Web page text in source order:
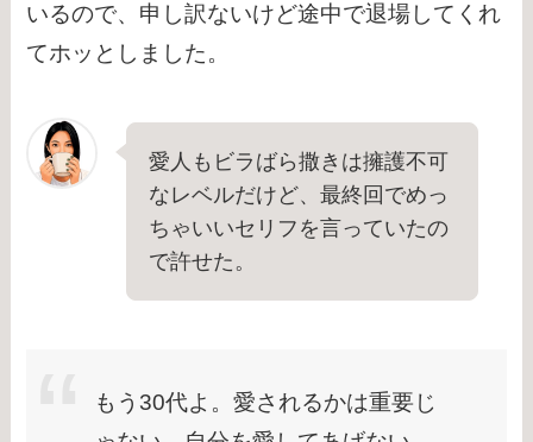
いるので、申し訳ないけど途中で退場してくれ
てホッとしました。
愛人もビラばら撒きは擁護不可
なレベルだけど、最終回でめっ
ちゃいいセリフを言っていたの
で許せた。
もう30代よ。愛されるかは重要じ